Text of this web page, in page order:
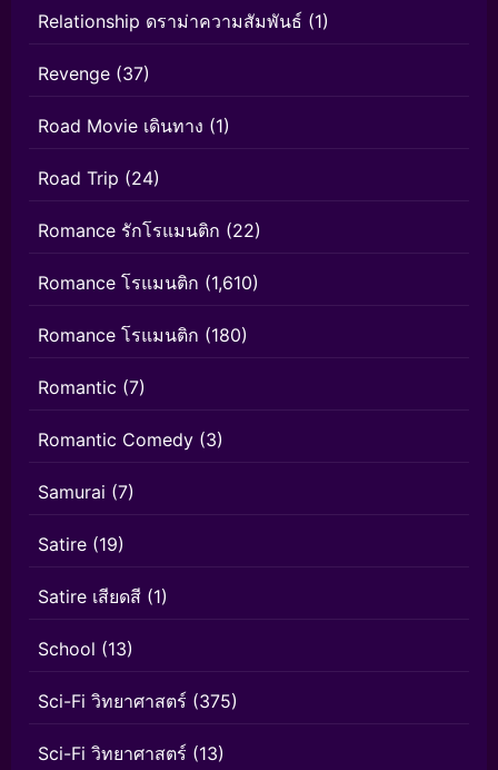
Relationship ดราม่าความสัมพันธ์ (1)
Revenge (37)
Road Movie เดินทาง (1)
Road Trip (24)
Romance รักโรแมนติก (22)
Romance โรแมนติก (1,610)
Romance โรแมนติก (180)
Romantic (7)
Romantic Comedy (3)
Samurai (7)
Satire (19)
Satire เสียดสี (1)
School (13)
Sci-Fi วิทยาศาสตร์ (375)
Sci-Fi วิทยาศาสตร์ (13)